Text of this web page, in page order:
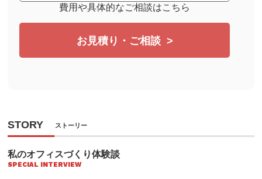
費用や具体的なご相談はこちら
お見積り・ご相談
STORY ストーリー
私のオフィスづくり体験談
SPECIAL INTERVIEW